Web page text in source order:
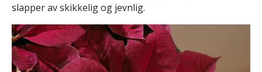
slapper av skikkelig og jevnlig.